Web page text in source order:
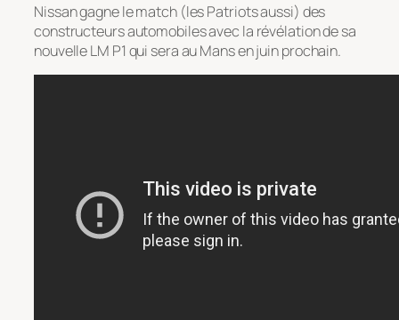
Nissan gagne le match (les Patriots aussi) des
constructeurs automobiles avec la révélation de sa
nouvelle LM P1 qui sera au Mans en juin prochain.